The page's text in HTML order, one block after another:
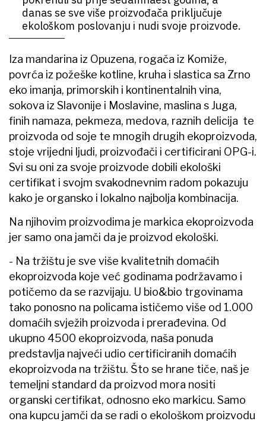
danas se sve više proizvođača priključuje
ekološkom poslovanju i nudi svoje proizvode.
Iza mandarina iz Opuzena, rogača iz Komiže,
povrća iz požeške kotline, kruha i slastica sa Zrno
eko imanja, primorskih i kontinentalnih vina,
sokova iz Slavonije i Moslavine, maslina s Juga,
finih namaza, pekmeza, medova, raznih delicija te
proizvoda od soje te mnogih drugih ekoproizvoda,
stoje vrijedni ljudi, proizvođači i certificirani OPG-i.
Svi su oni za svoje proizvode dobili ekološki
certifikat i svojm svakodnevnim radom pokazuju
kako je organsko i lokalno najbolja kombinacija.
Na njihovim proizvodima je markica ekoproizvoda
jer samo ona jamči da je proizvod ekološki.
- Na tržištu je sve više kvalitetnih domaćih
ekoproizvoda koje već godinama podržavamo i
potičemo da se razvijaju. U bio&bio trgovinama
tako ponosno na policama ističemo više od 1.000
domaćih svježih proizvoda i prerađevina. Od
ukupno 4500 ekoproizvoda, naša ponuda
predstavlja najveći udio certificiranih domaćih
ekoproizvoda na tržištu. Što se hrane tiče, naš je
temeljni standard da proizvod mora nositi
organski certifikat, odnosno eko markicu. Samo
ona kupcu jamči da se radi o ekološkom proizvodu